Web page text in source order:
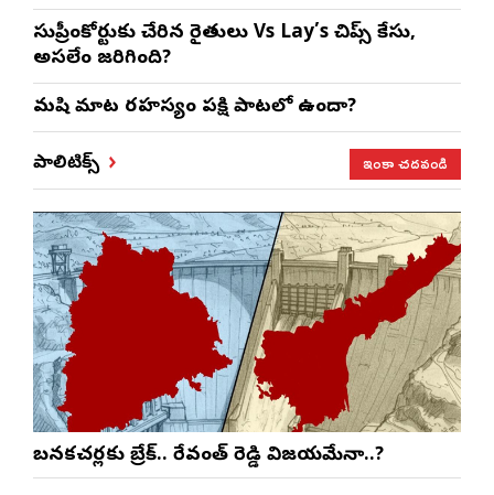
సుప్రీంకోర్టుకు చేరిన రైతులు Vs Lay’s చిప్స్‌ కేసు,
అసలేం జరిగింది?
మనిషి మాట రహస్యం పక్షి పాటలో ఉందా?
పాలిటిక్స్ ఇంకా చదవండి
బనకచర్లకు బ్రేక్.. రేవంత్ రెడ్డి విజయమేనా..?